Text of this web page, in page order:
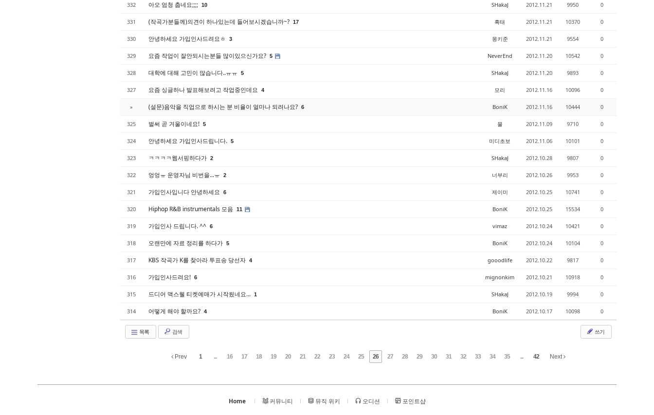
332 아오 엄청 춥네요;;;; 10 SHakaJ 2012.11.21 9950 0
331 (작곡가분들께)의견이 하나있는데 들어보시겠습니까~? 17 흑태 2012.11.21 10370 0
330 안녕하세요 가입인사드려요ㅎ 3 몽키준 2012.11.21 9554 0
329 요즘 작업이 잘안되시는분들 많이있으신가요? 5 NeverEnd 2012.11.20 10542 0
328 대학에 대해 고민이 많습니다..ㅠㅠ 5 SHakaJ 2012.11.20 9893 0
327 요즘 싱글하나 발표해보려고 작업중인데요 4 모리 2012.11.16 10096 0
» (설문)음악을 직업으로 하시는 분 비율이 얼마나 되려나요? 6 BoniK 2012.11.16 10444 0
325 벌써 곧 겨울이네요! 5 물 2012.11.09 9710 0
324 안녕하세요 가입인사드립니다. 5 미디초보 2012.11.06 10101 0
323 ㅋㅋㅋㅋ웹서핑하다가 2 SHakaJ 2012.10.28 9807 0
322 엉엉ㅠ 운영자님 비번을...ㅠ 2 너부리 2012.10.26 9953 0
321 가입인사입니다 안녕하세요 6 제이미 2012.10.25 10741 0
320 Hiphop R&B instrumentals 모음 11 BoniK 2012.10.25 15534 0
319 가입인사 드립니다. ^^ 6 vimaz 2012.10.24 10421 0
318 오랜만에 자료 정리를 하다가 5 BoniK 2012.10.24 10104 0
317 KBS 작곡가 K를 찾아라 투표송 당선자 4 gooodlife 2012.10.22 9817 0
316 가입인사드려요! 6 mignonkim 2012.10.21 10918 0
315 드디어 맥스웰 티켓예매가 시작됬네요... 1 SHakaJ 2012.10.19 9994 0
314 어떻게 해야 할까요? 4 BoniK 2012.10.17 10098 0
목록 검색 쓰기
Prev 1 ... 16 17 18 19 20 21 22 23 24 25 26 27 28 29 30 31 32 33 34 35 ... 42 Next
Home 커뮤니티 뮤직 위키 오디션 포인트샵